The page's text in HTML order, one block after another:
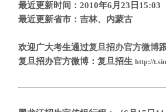
最近更新时间： 2010年6 月 23 日 15:03
最近更新省市：吉林、内蒙古
欢迎广大考生通过复旦招办官方微博
复旦招办官方微博：复旦招生 http://